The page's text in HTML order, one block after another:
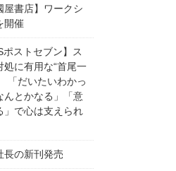
屋書店】ワークシ
開催
ポストセブン】ス
処に有用な“首尾一
「だいたいわかっ
んとかなる」「意
」で心は支えられ
長の新刊発売